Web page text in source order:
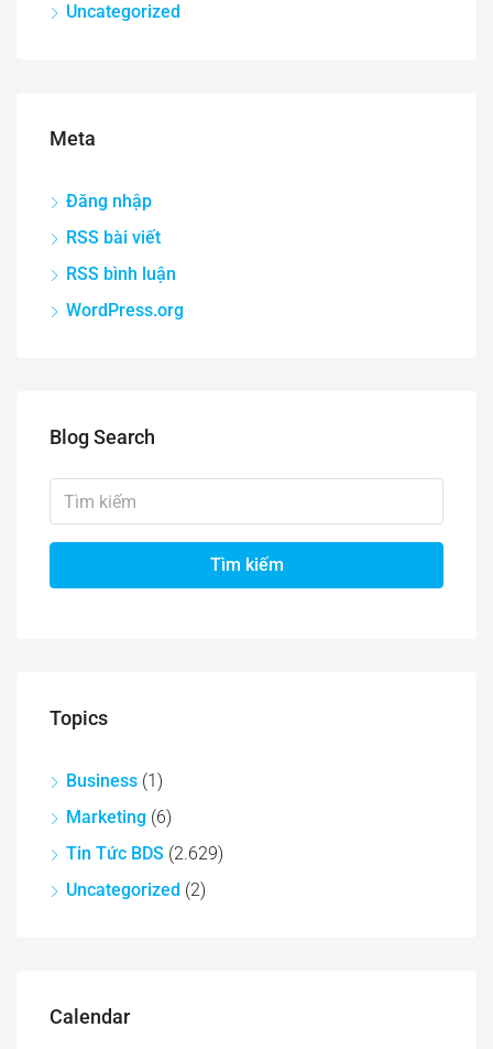
Uncategorized
Meta
Đăng nhập
RSS bài viết
RSS bình luận
WordPress.org
Blog Search
Tìm kiếm
Topics
Business (1)
Marketing (6)
Tin Tức BDS (2.629)
Uncategorized (2)
Calendar